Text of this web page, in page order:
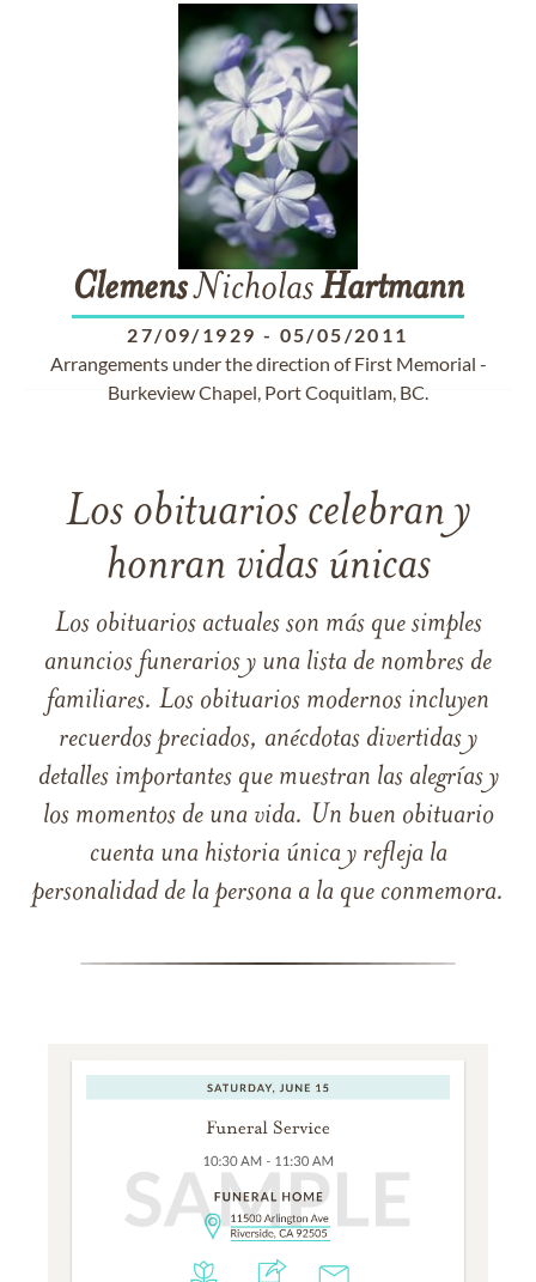
ClemensNicholasHartmann
27/09/1929 - 05/05/2011
Arrangements under the direction of First Memorial -
Burkeview Chapel, Port Coquitlam, BC.
Los obituarios celebran y
honran vidas únicas
Los obituarios actuales son más que simples
anuncios funerarios y una lista de nombres de
familiares. Los obituarios modernos incluyen
recuerdos preciados, anécdotas divertidas y
detalles importantes que muestran las alegrías y
los momentos de una vida. Un buen obituario
cuenta una historia única y refleja la
personalidad de la persona a la que conmemora.